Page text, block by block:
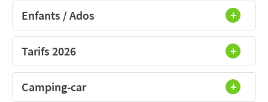
Enfants / Ados
Tarifs 2026
Camping-car